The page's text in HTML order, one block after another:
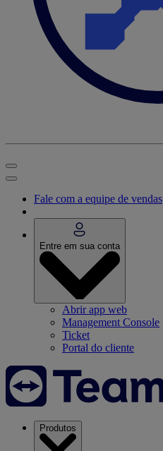
Fale com a equipe de vendas
Entre em sua conta
Abrir app web
Management Console
Ticket
Portal do cliente
Produtos